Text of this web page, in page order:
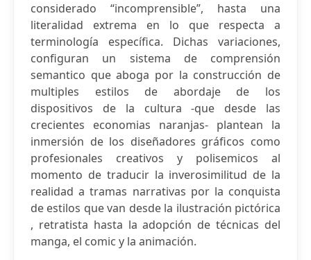
considerado “incomprensible”, hasta una
literalidad extrema en lo que respecta a
terminología específica. Dichas variaciones,
configuran un sistema de comprensión
semantico que aboga por la construcción de
multiples estilos de abordaje de los
dispositivos de la cultura -que desde las
crecientes economias naranjas- plantean la
inmersión de los diseñadores gráficos como
profesionales creativos y polisemicos al
momento de traducir la inverosimilitud de la
realidad a tramas narrativas por la conquista
de estilos que van desde la ilustración pictórica
, retratista hasta la adopción de técnicas del
manga, el comic y la animación.